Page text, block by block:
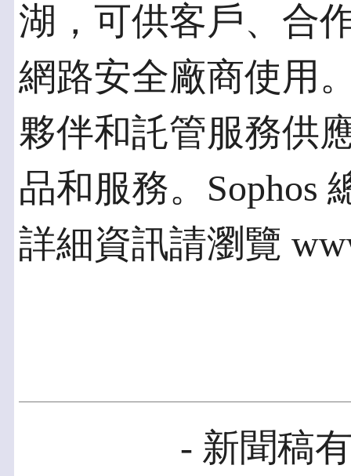
湖，可供客戶、合
網路安全廠商使用
夥伴和託管服務供
品和服務。Sophos
詳細資訊請瀏覽
- 新聞稿